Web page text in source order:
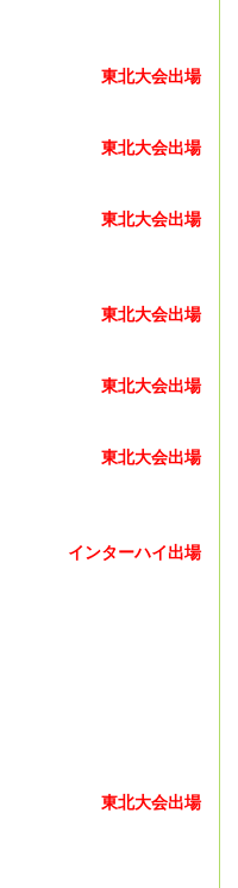
東北大会出場
東北大会出場
東北大会出場
東北大会出場
東北大会出場
東北大会出場
インターハイ出場
東北大会出場